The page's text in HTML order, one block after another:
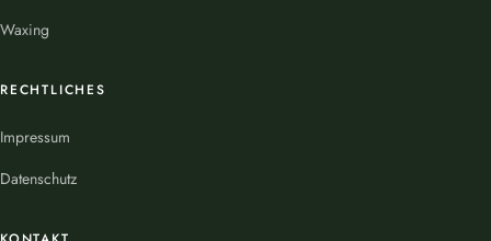
Waxing
RECHTLICHES
Impressum
Datenschutz